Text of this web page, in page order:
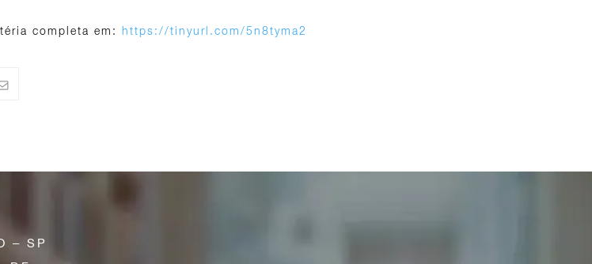
completa em: https://tinyurl.com/5n8tyma2
– SP